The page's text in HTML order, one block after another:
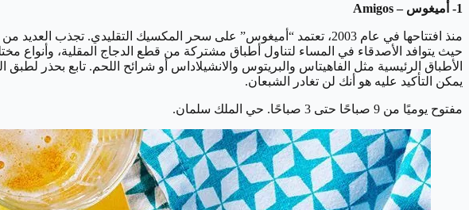
1- أميغوس – Amigos
منذ افتتاحها في عام 2003، تعتمد “أميغوس” على سحر المكسيك
حيث يتوافد الأصدقاء في المساء لتناول أطباق مشتركة من قطع الدجاج المقلية، وأنواع
الأطباق الرئيسية مثل الفاهيتاس والبريتوس والانشيلاداس أو شرائح اللحم. تابع بحذر
يمكن التأكيد عليه هو أنك لن تغادر الشبعان.
مفتوح يوميًا من 9 صباحًا حتى 3 صباحًا. حي الملك سلمان.